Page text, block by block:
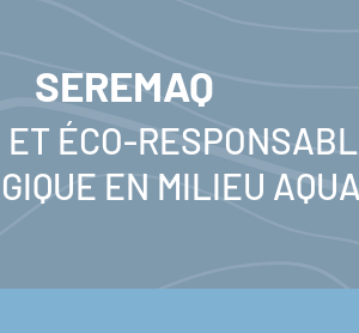
SEREMAQ
ÉCO-
EN MILIEU